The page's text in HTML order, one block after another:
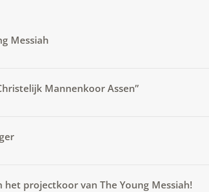
Messiah
Mannenkoor Assen”
het projectkoor van The Young Messiah!